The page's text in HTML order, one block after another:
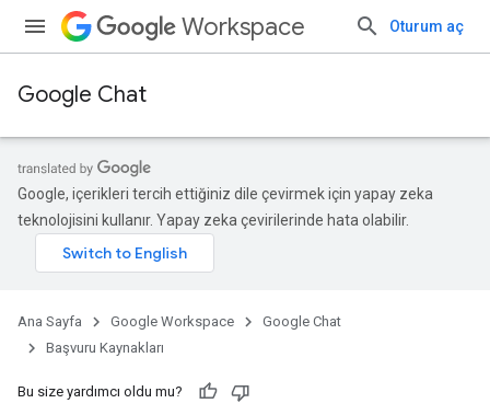
Workspace Oturum aç
Google Chat
Google, içerikleri tercih ettiğiniz dile çevirmek için yapay zeka
teknolojisini kullanır. Yapay zeka çevirilerinde hata olabilir.
Ana Sayfa Google Workspace
Google Chat
Başvuru Kaynakları
Bu size yardımcı oldu mu?